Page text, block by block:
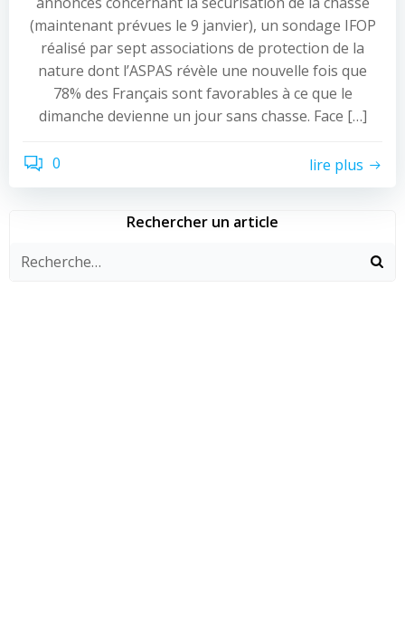
(maintenant prévues le 9 janvier), un sondage IFOP
réalisé par sept associations de protection de la
nature dont l’ASPAS révèle une nouvelle fois que
78% des Français sont favorables à ce que le
dimanche devienne un jour sans chasse. Face […]
0 lire plus
Rechercher un article